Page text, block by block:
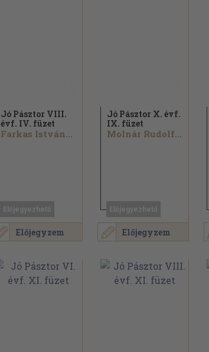
Előjegyzem
Jó Pásztor VIII.
évf. IV. füzet
Farkas István...
Előjegyzem
Jó Pásztor X. évf.
IX. füzet
Molnár Rudolf...